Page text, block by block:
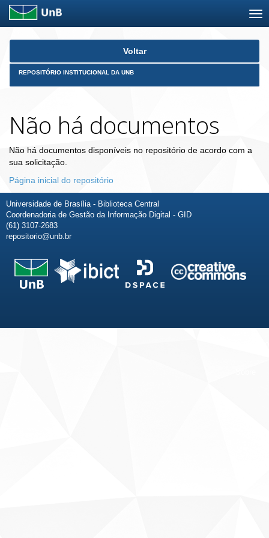
Skip
Voltar
REPOSITÓRIO INSTITUCIONAL DA UNB
Não há documentos
Não há documentos disponíveis no repositório de acordo com a
sua solicitação.
Página inicial do repositório
Universidade de Brasília - Biblioteca Central
Coordenadoria de Gestão da Informação Digital - GID
(61) 3107-2683
repositorio@unb.br